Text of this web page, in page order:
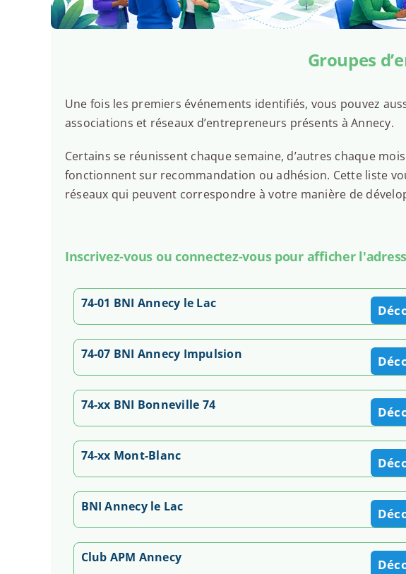
De 18h30 à 22h30 De 18h30 à
mardi 8 septembre
De 18h30 à 22h30
jeudi 10
Club
De 10h30 à
Réunion Membres avec invités
Club d'affaires Protéine Annecy
Groupes
Une fois les premiers événements identifiés, vous pouvez
associations et réseaux d’entrepreneurs présents à Annecy.
Certains se réunissent chaque semaine, d’autres chaque
fonctionnent sur recommandation ou adhésion. Cette liste
réseaux qui peuvent correspondre à votre manière de
Inscrivez-vous ou connectez-vous pour afficher
74-01 BNI Annecy le Lac
74-07 BNI Annecy Impulsion
74-xx BNI Bonneville 74
74-xx Mont-Blanc
BNI Annecy le Lac
Club APM Annecy